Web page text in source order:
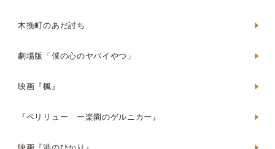
木挽町のあだ討ち
劇場版「僕の心のヤバイやつ」
映画『楓』
『ペリリュー ー楽園のゲルニカー』